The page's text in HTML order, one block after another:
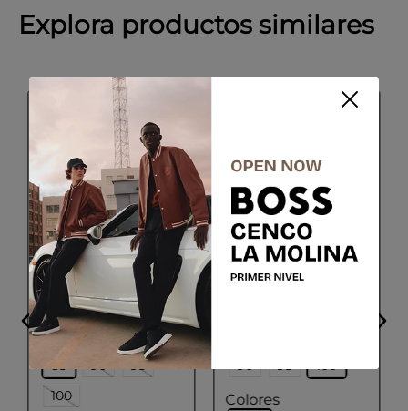
Explora productos similares
ADOLFO DOMINGUEZ
Correa Formal
Hombre
Negro/Marrón
Talla
85 90
95
100
ADOLFO DOMINGUEZ
90 95 100
Colores